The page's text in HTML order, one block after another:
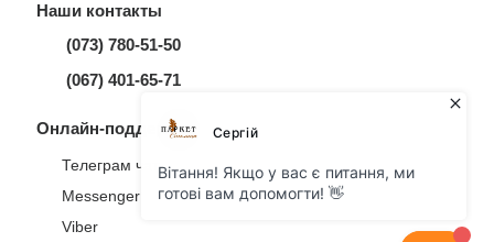
Наши контакты
(073) 780-51-50
(067) 401-65-71
Онлайн-поддержка
Телеграм чат
Messenger
Viber